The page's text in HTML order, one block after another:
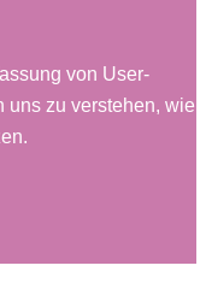
von User-
uns zu verstehen, wie